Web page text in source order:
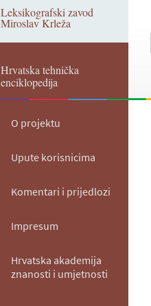
Leksikografski zavod
Miroslav Krleža
Hrvatska tehnička
enciklopedija
O projektu
Upute korisnicima
Komentari i prijedlozi
Impresum
Hrvatska akademija
znanosti i umjetnosti